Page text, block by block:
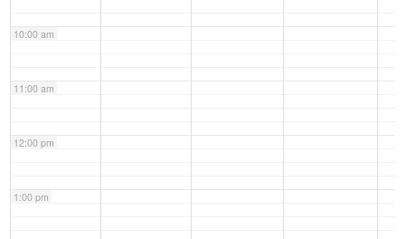
10:00 am
11:00 am
12:00 pm
1:00 pm